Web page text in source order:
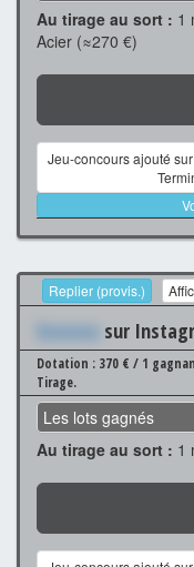
Au tirage au sort : 1
Acier (≈270 €)
Jeu-concours ajouté
Replier (provis.)
Xxxxxxx sur
Dotation : 370 € / 1
Tirage.
Les lots gagnés
Au tirage au sort : 1